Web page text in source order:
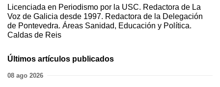
Licenciada en Periodismo por la USC. Redactora de La
Voz de Galicia desde 1997. Redactora de la Delegación
de Pontevedra. Áreas Sanidad, Educación y Política.
Caldas de Reis
Últimos artículos publicados
08 ago 2026